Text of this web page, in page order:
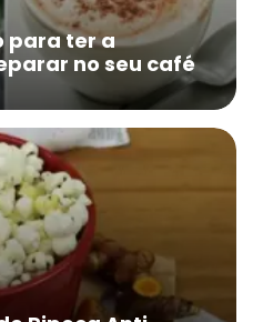
para ter a
no seu café